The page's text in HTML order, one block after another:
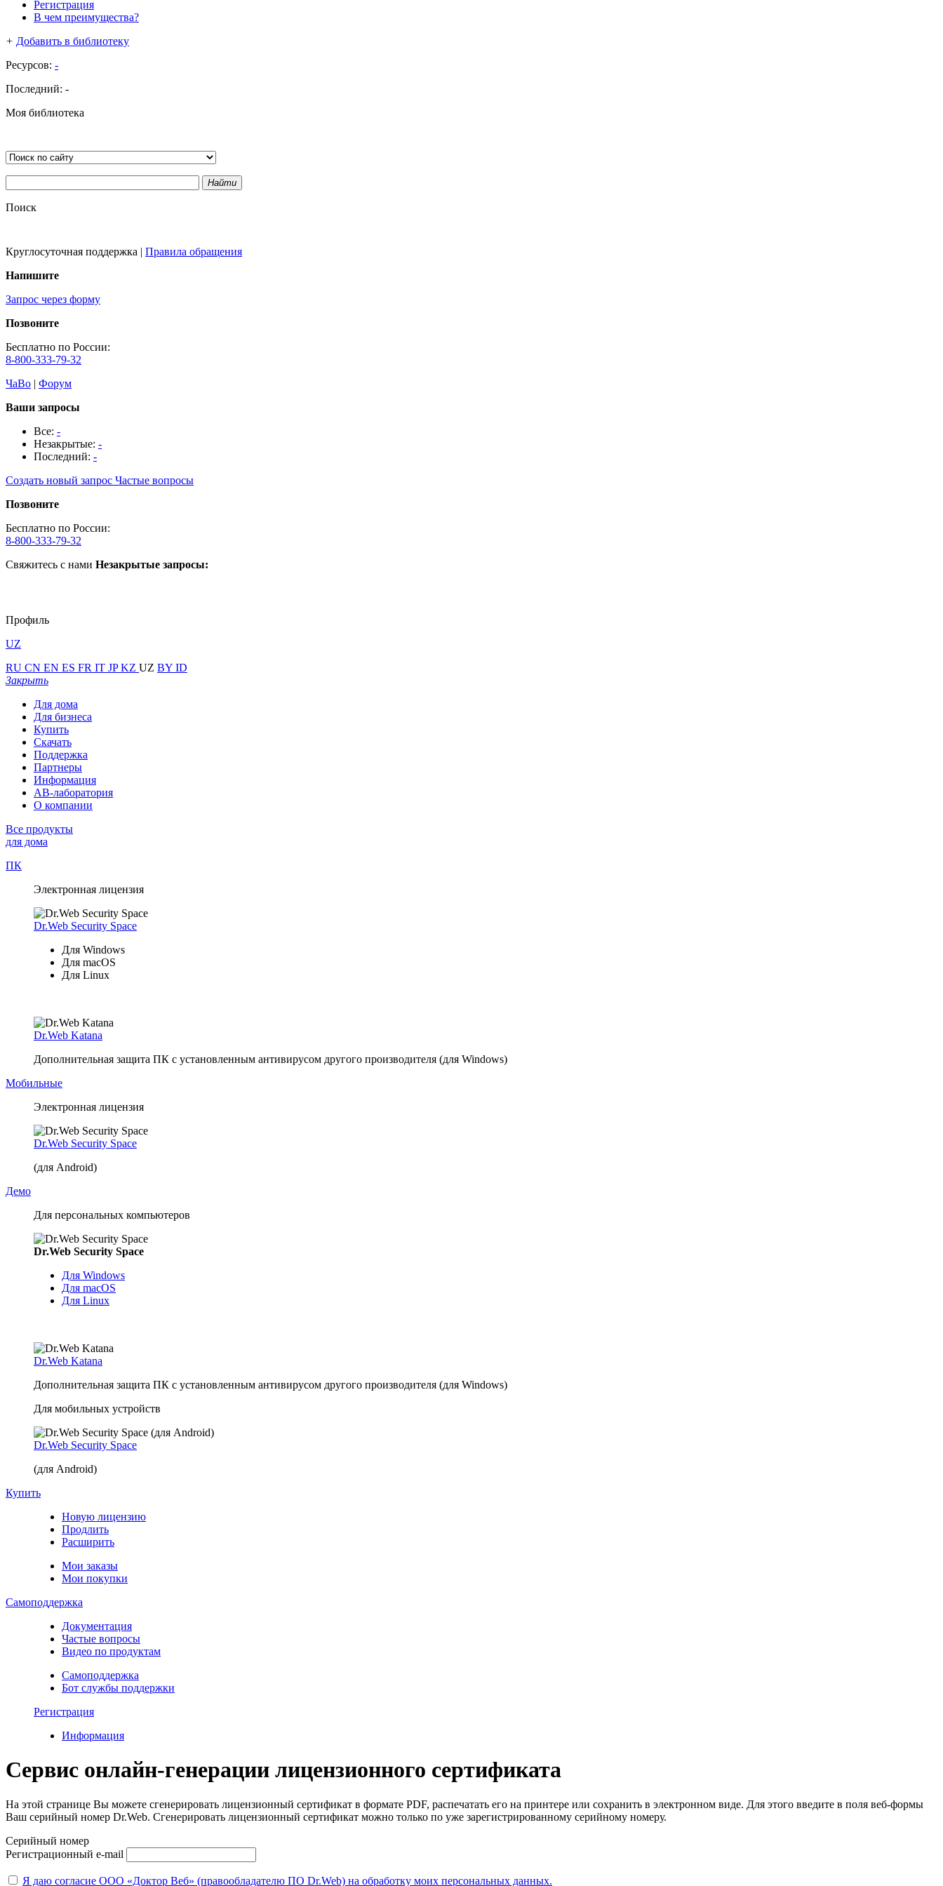
Регистрация
В чем преимущества?
+ Добавить в библиотеку
Ресурсов: -
Последний: -
Моя библиотека
Найти
Поиск
Круглосуточная поддержка | Правила обращения
Напишите
Запрос через форму
Позвоните
Бесплатно по России:
8-800-333-79-32
ЧаВо | Форум
Ваши запросы
Все: -
Незакрытые: -
Последний: -
Создать новый запрос Частые вопросы
Позвоните
Бесплатно по России:
8-800-333-79-32
Свяжитесь с нами Незакрытые запросы:
Профиль
UZ
RU CN EN ES FR IT JPKZ UZ BY ID
Закрыть
Для дома
Для бизнеса
Купить
Скачать
Поддержка
Партнеры
Информация
АВ-лаборатория
О компании
Все продукты
для дома
ПК
Электронная лицензия
Dr.Web Security Space
Для Windows
Для macOS
Для Linux
Dr.Web Katana
Дополнительная защита ПК с установленным антивирусом другого производителя (для Windows)
Мобильные
Электронная лицензия
Dr.Web Security Space
(для Android)
Демо
Для персональных компьютеров
Dr.Web Security Space
Для Windows
Для macOS
Для Linux
Dr.Web Katana
Дополнительная защита ПК с установленным антивирусом другого производителя (для Windows)
Для мобильных устройств
Dr.Web Security Space
(для Android)
Купить
Новую лицензию
Продлить
Расширить
Мои заказы
Мои покупки
Самоподдержка
Документация
Частые вопросы
Видео по продуктам
Самоподдержка
Бот службы поддержки
Регистрация
Информация
Сервис онлайн-генерации лицензионного сертификата
На этой странице Вы можете сгенерировать лицензионный сертификат в формате PDF, распечатать его на принтере или сохранить в электронном виде. Для этого введите в поля веб-формы
Ваш серийный номер Dr.Web. Сгенерировать лицензионный сертификат можно только по уже зарегистрированному серийному номеру.
Серийный номер
Регистрационный e-mail
Я даю согласие ООО «Доктор Веб» (правообладателю ПО Dr.Web) на обработку моих персональных данных.